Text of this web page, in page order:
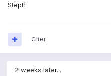
Steph
Citer
2 weeks later...